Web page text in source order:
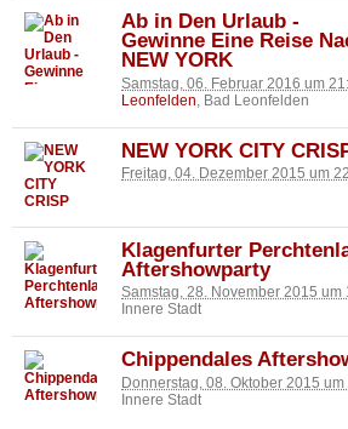
Ab in Den Urlaub -
Gewinne Eine Reise
NEW YORK
Samstag, 06. Februar 2016 um
Leonfelden, Bad Leonfelden
NEW YORK CITY
Freitag, 04. Dezember 2015 um
Klagenfurter
Aftershowparty
Samstag, 28. November 2015 um
Innere Stadt
Chippendales
Donnerstag, 08. Oktober 2015 um
Innere Stadt